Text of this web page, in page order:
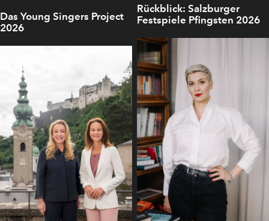
Das Young Singers Project
2026
Rückblick: Salzburger
Festspiele Pfingsten 2026